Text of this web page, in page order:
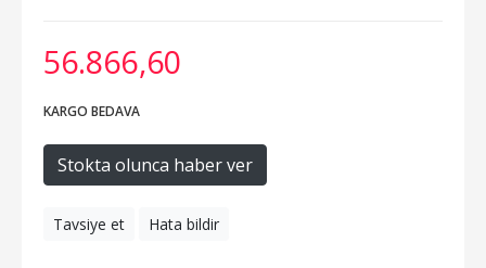
56.866,60
KARGO BEDAVA
Stokta olunca haber ver
Tavsiye et Hata bildir